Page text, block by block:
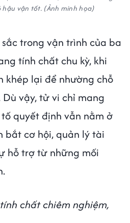
vận tốt. (Ảnh minh họa)
trong vận trình của ba
tính chất chu kỳ, khi
khép lại để nhường chỗ
vậy, tử vi chỉ mang
quyết định vẫn nằm ở
bắt cơ hội, quản lý tài
hỗ trợ từ những mối
chất chiêm nghiệm,